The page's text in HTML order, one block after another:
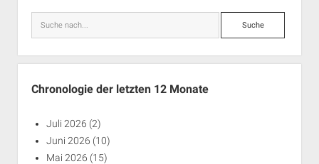
Suche
Chronologie der letzten 12 Monate
Juli 2026 (2)
Juni 2026 (10)
Mai 2026 (15)